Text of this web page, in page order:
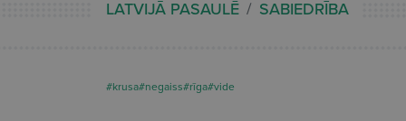
LATVIJĀ PASAULĒ SABIEDRĪBA
#krusa#negaiss#rīga#vide